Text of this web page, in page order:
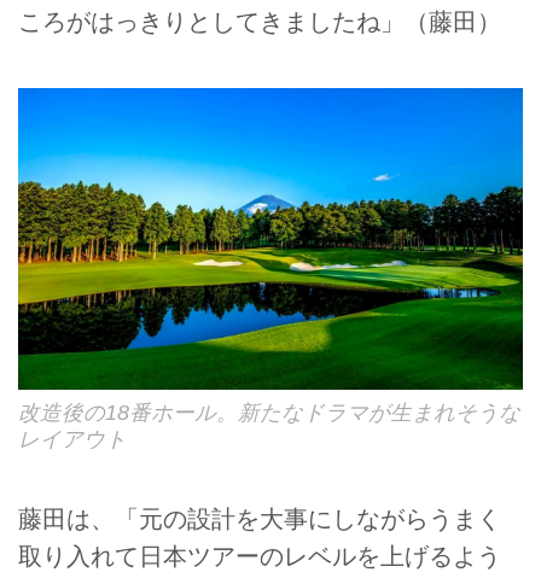
ころがはっきりとしてきましたね」（藤田）
改造後の18番ホール。新たなドラマが生まれそうな
レイアウト
藤田は、「元の設計を大事にしながらうまく
取り入れて日本ツアーのレベルを上げるよう